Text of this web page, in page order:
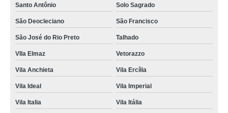
Santo Antônio Solo Sagrado
São Deocleciano São Francisco
São José do Rio Preto Talhado
VIla Elmaz Vetorazzo
Vila Anchieta Vila Ercília
Vila Ideal Vila Imperial
Vila Italia Vila Itália